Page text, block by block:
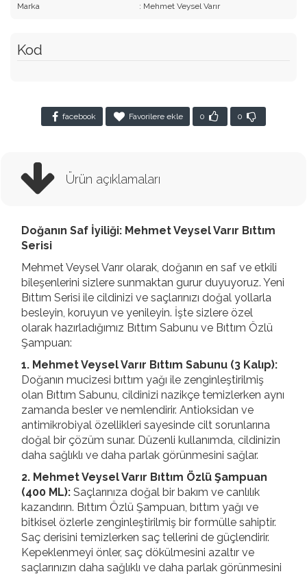
Marka : Mehmet Veysel Varır
Kod
facebook Favorilere ekle 0 0
Ürün açıklamaları
Doğanın Saf İyiliği: Mehmet Veysel Varır Bıttım
Serisi
Mehmet Veysel Varır olarak, doğanın en saf ve etkili
bileşenlerini sizlere sunmaktan gurur duyuyoruz. Yeni
Bıttım Serisi ile cildinizi ve saçlarınızı doğal yollarla
besleyin, koruyun ve yenileyin. İşte sizlere özel
olarak hazırladığımız Bıttım Sabunu ve Bıttım Özlü
Şampuan:
1. Mehmet Veysel Varır Bıttım Sabunu (3 Kalıp):
Doğanın mucizesi bıttım yağı ile zenginleştirilmiş
olan Bıttım Sabunu, cildinizi nazikçe temizlerken aynı
zamanda besler ve nemlendirir. Antioksidan ve
antimikrobiyal özellikleri sayesinde cilt sorunlarına
doğal bir çözüm sunar. Düzenli kullanımda, cildinizin
daha sağlıklı ve daha parlak görünmesini sağlar.
2. Mehmet Veysel Varır Bıttım Özlü Şampuan
(400 ML): Saçlarınıza doğal bir bakım ve canlılık
kazandırın. Bıttım Özlü Şampuan, bıttım yağı ve
bitkisel özlerle zenginleştirilmiş bir formülle sahiptir.
Saç derisini temizlerken saç tellerini de güçlendirir.
Kepeklenmeyi önler, saç dökülmesini azaltır ve
saçlarınızın daha sağlıklı ve daha parlak görünmesini